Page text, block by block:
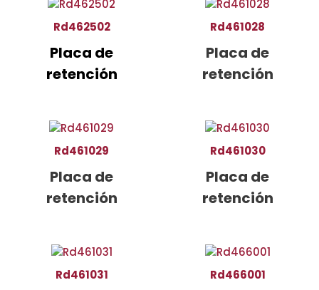
Rd462502
Placa de
retención
Rd461028
Placa de
retención
Rd461029
Placa de
retención
Rd461030
Placa de
retención
Rd461031 Rd466001